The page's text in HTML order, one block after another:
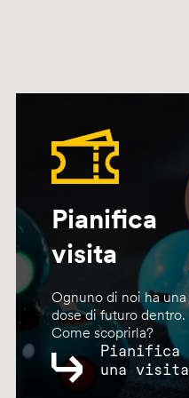
Pianifica
visita
Ognuno di noi ha una
dose di futuro dentro.
Come scoprirla?
Pianifica
una visita